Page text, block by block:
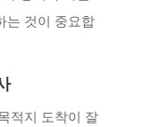
는 것이 중요합
적지 도착이 잘